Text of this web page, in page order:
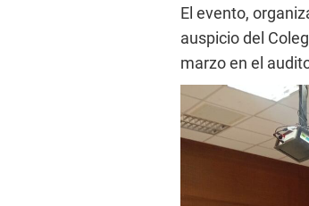
El evento,
auspicio del
marzo en el